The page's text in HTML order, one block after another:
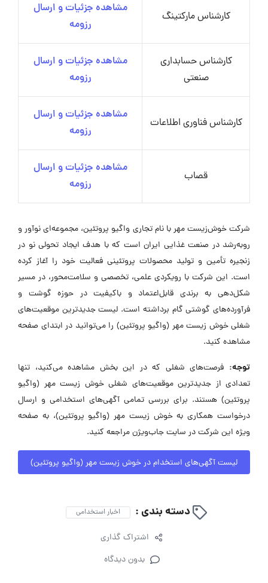
کارشناس مارکتینگ
مشاهده جزئیات و ارسال
رزومه
کارشناس حسابداری
صنعتی
مشاهده جزئیات و ارسال
رزومه
کارشناس فناوری اطلاعات
مشاهده جزئیات و ارسال
رزومه
قصاب
مشاهده جزئیات و ارسال
رزومه
شرکت خوش‌زیست مهر با نام تجاری واگیو پروتئین، مجموعه‌ای نوآور و
روبه‌رشد در صنعت غذایی ایران است که با هدف ایجاد تحولی نو در
زنجیره تأمین و تولید محصولات پروتئینی فعالیت خود را آغاز کرده
است. این شرکت با رویکردی علمی، تخصصی و سلامت‌محور، در مسیر
شکل‌دهی به برندی قابل‌اعتماد و باکیفیت در حوزه گوشت و
فرآورده‌های گوشتی گام برداشته است. لیست جدیدترین موقعیت‌های
شغلی خوش زیست مهر (واگیو پروتئین) را می‌توانید در ابتدای صفحه
مشاهده کنید.
توجه: فرصت‌های شغلی که در این بخش مشاهده می‌کنید، تنها
تعدادی از جدیدترین موقعیت‌های شغلی خوش زیست مهر (واگیو
پروتئین) هستند. برای بررسی تمامی آگهی‌های استخدامی و ارسال
درخواست همکاری به خوش زیست مهر (واگیو پروتئین)، به صفحه
ویژه این شرکت در سایت جاب‌ویژن مراجعه کنید.
لیست آگهی‌های استخدام در خوش زیست مهر (واگیو پروتئین)
دسته بندی : اخبار استخدامی
اشتراک گذاری
بدون دیدگاه